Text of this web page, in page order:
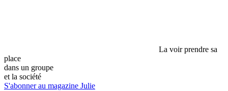
La voir prendre sa
place
dans un groupe
et la société
S'abonner au magazine Julie